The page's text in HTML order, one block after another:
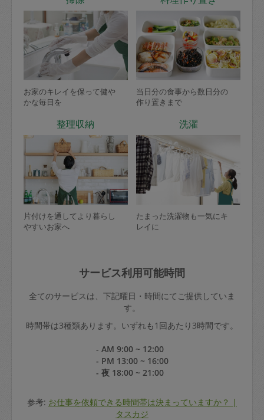
お家のキレイを保って健や
かな毎日を
当日分の食事から数日分の
作り置きまで
整理収納
片付けを通してより暮らし
やすいお家へ
洗濯
たまった洗濯物も一気にキ
レイに
サービス利用可能時間
全てのサービスは、下記曜日・時間にてご提供していま
す。
時間帯は3種類あります。いずれも1回あたり3時間です。
- AM 9:00 ~ 12:00
- PM 13:00 ~ 16:00
- 夜 18:00 ~ 21:00
参考: お仕事を依頼できる時間帯は決まっていますか？ |
タスカジ